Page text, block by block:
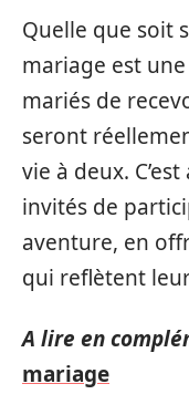
Quelle que soit
mariage est
mariés de
seront
vie à deux.
invités de
aventure, en
qui reflètent
A lire en
mariage